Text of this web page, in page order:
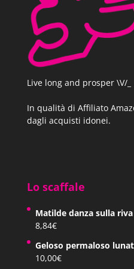
Live long and prosper \V/_
In qualità di Affiliato
dagli acquisti idonei.
Lo scaffale
Matilde danza sulla riva
8,84€
Geloso permaloso
10,00€